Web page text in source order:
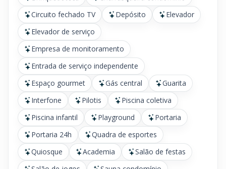
Circuito fechado TV
Depósito
Elevador
Elevador de serviço
Empresa de monitoramento
Entrada de serviço independente
Espaço gourmet
Gás central
Guarita
Interfone
Pilotis
Piscina coletiva
Piscina infantil
Playground
Portaria
Portaria 24h
Quadra de esportes
Quiosque
Academia
Salão de festas